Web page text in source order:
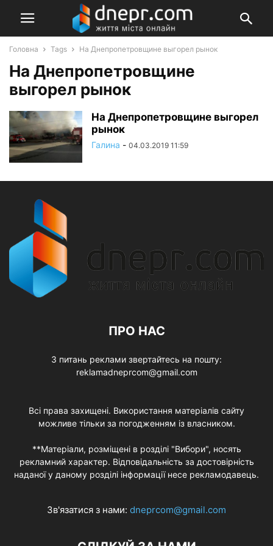
Головна Tags На Днепропетровщине выгорел рынок
На Днепропетровщине
выгорел рынок
На Днепропетровщине выгорел
рынок
Галина - 04.03.2019 11:59
ПРО НАС
З питань реклами звертайтесь на пошту:
reklamadneprcom@gmail.com
Всі права захищені. Використання матеріалів сайту
можливе тільки за погодженням із власником.
**Матеріали, розміщені в розділі "Вибори", носять
рекламний характер. Відповідальність за достовірність
наданої у даному розділі інформації несе рекламодавець.
Зв'язатися з нами: dneprcom@gmail.com